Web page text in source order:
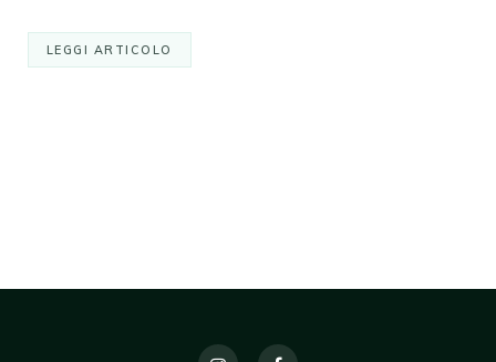
LEGGI ARTICOLO